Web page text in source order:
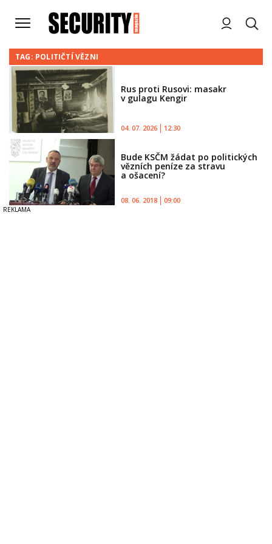
TAG: POLITIČTÍ VĚZNI
Rus proti Rusovi: masakr
v gulagu Kengir
04. 07. 2026 12:30
Bude KSČM žádat po politických
vězních peníze za stravu
a ošacení?
08. 06. 2018 09:00